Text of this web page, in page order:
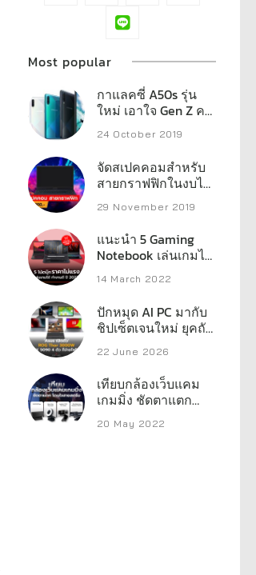
Most popular
กาแลคซี่ A50s รุ่น
ใหม่ เอาใจ Gen Z คน
ชอบไลฟ์
24 October 2019
จัดสเปคคอมสำหรับ
สายกราฟฟิกในงบไม่
เกิน 50,000
29 November 2019
แนะนำ 5 Gaming
Notebook เล่นเกมได้
ทำงานดี ราคาไม่แรง
มาก
14 March 2022
ปักหมุด AI PC มากับ
ชิปเซ็ตเจนใหม่ ยุคถัด
ไปของโน้ตบุ๊กทำงาน
22 June 2026
เทียบกล้องเว็บแคม
เกมมิ่ง ชัดตาแตก
โดนใจสายสตรีม
20 May 2022